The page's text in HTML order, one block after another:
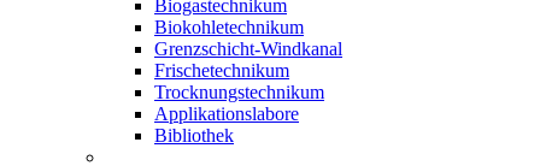
Biogastechnikum
Biokohletechnikum
Grenzschicht-Windkanal
Frischetechnikum
Trocknungstechnikum
Applikationslabore
Bibliothek